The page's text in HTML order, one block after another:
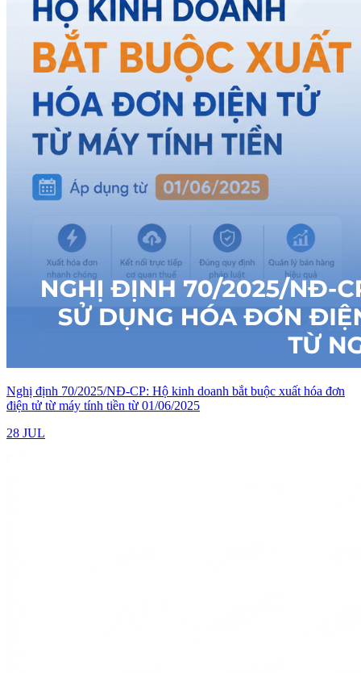
Nghị định 70/2025/NĐ-CP: Hộ kinh doanh bắt buộc xuất hóa đơn
điện tử từ máy tính tiền từ 01/06/2025
28 JUL